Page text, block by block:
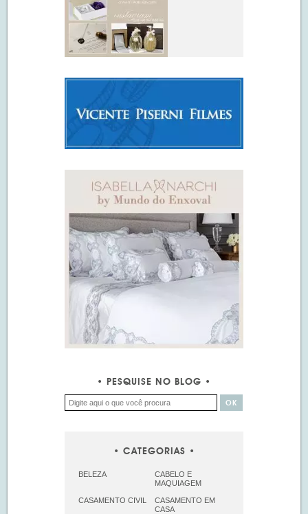
PESQUISE NO BLOG
CATEGORIAS
BELEZA
CABELO E
MAQUIAGEM
CASAMENTO CIVIL
CASAMENTO EM
CASA